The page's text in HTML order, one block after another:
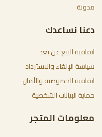
مدونة
دعنا نساعدك
اتفاقية البيع عن بعد
سياسة الإلغاء والاسترداد
اتفاقية الخصوصية والأمان
حماية البيانات الشخصية
معلومات المتجر